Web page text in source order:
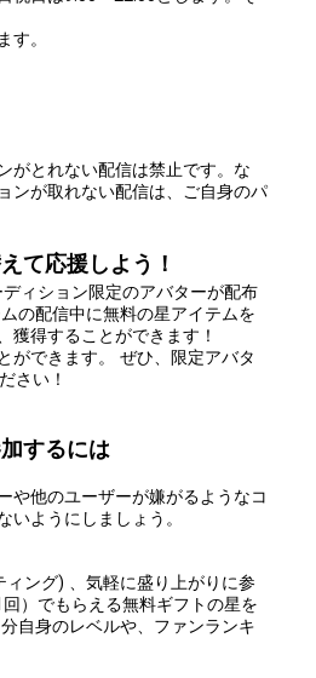
す。
がとれない配信は禁止です。な
ンが取れない配信は、ご自身のパ
て応援しよう！
ィション限定のアバターが配布
の配信中に無料の星アイテムを
獲得することができます！
ができます。 ぜひ、限定アバタ
さい！
するには
や他のユーザーが嫌がるようなコ
いようにしましょう。
ング) 、気軽に盛り上がりに参
）でもらえる無料ギフトの星を
自身のレベルや、ファンランキ